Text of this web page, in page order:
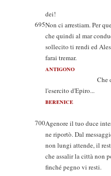
dei!
695Non ci arrestiam. Per
che quindi al mar
sollecito ti rendi ed
farai tremar.
ANTIGONO
Che dici! Ai
l'esercito d'Epiro...
BERENICE
È già
700Agenore il tuo duce
ne riportò. Dal
non lungi attende, il
che assalir la città non
finché pegno vi resti.